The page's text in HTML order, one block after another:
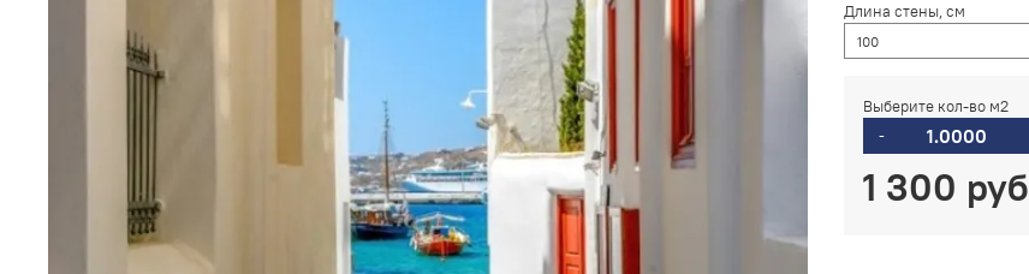
Длина стены, см
Выберите кол-во м2
-
1 300 руб